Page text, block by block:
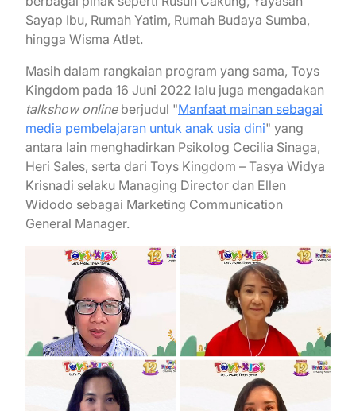
Sayap Ibu, Rumah Yatim, Rumah Budaya Sumba,
hingga Wisma Atlet.
Masih dalam rangkaian program yang sama, Toys
Kingdom pada 16 Juni 2022 lalu juga mengadakan
talkshow onlineberjudul "Manfaat mainan sebagai
media pembelajaran untuk anak usia dini" yang
antara lain menghadirkan Psikolog Cecilia Sinaga,
Heri Sales, serta dari Toys Kingdom – Tasya Widya
Krisnadi selaku Managing Director dan Ellen
Widodo sebagai Marketing Communication
General Manager.